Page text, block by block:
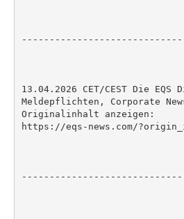
13.04.2026 CET/CEST Die
Meldepflichten, Corporate
Originalinhalt anzeigen:
https://eqs-news.com/